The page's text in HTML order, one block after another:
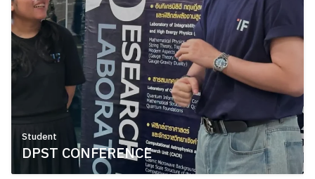
Student
DPST CONFERENCE
June 4, 2026